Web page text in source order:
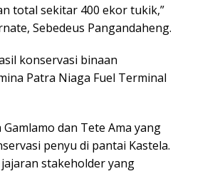
total sekitar 400 ekor tukik,”
Sebedeus Pangandaheng.
konservasi binaan
Patra Niaga Fuel Terminal
dan Tete Ama yang
penyu di pantai Kastela.
stakeholder yang